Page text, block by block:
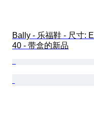
Bally - 乐福鞋 - 尺寸:
40 - 带盒的新品